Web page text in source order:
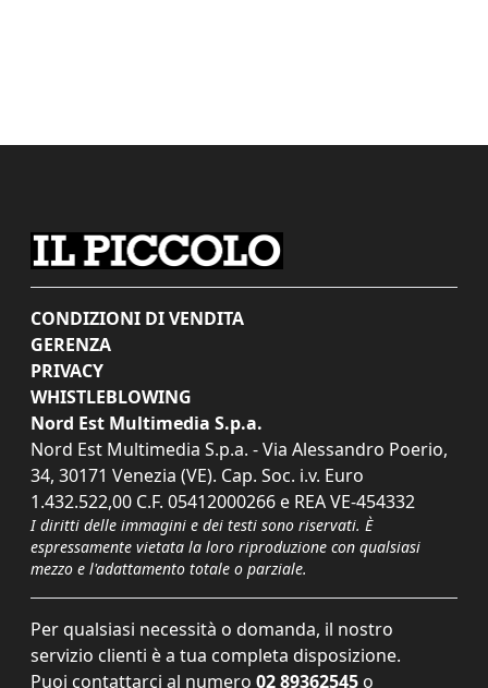
CONDIZIONI DI VENDITA
GERENZA
PRIVACY
WHISTLEBLOWING
Nord Est Multimedia S.p.a.
Nord Est Multimedia S.p.a. - Via Alessandro Poerio,
34, 30171 Venezia (VE). Cap. Soc. i.v. Euro
1.432.522,00 C.F. 05412000266 e REA VE-454332
I diritti delle immagini e dei testi sono riservati. È
espressamente vietata la loro riproduzione con qualsiasi
mezzo e l'adattamento totale o parziale.
Per qualsiasi necessità o domanda, il nostro
servizio clienti è a tua completa disposizione.
Puoi contattarci al numero 02 89362545 o